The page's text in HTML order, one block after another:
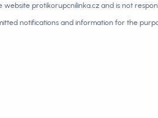
protikorupcnilinka.cz and is not
notifications and information for the